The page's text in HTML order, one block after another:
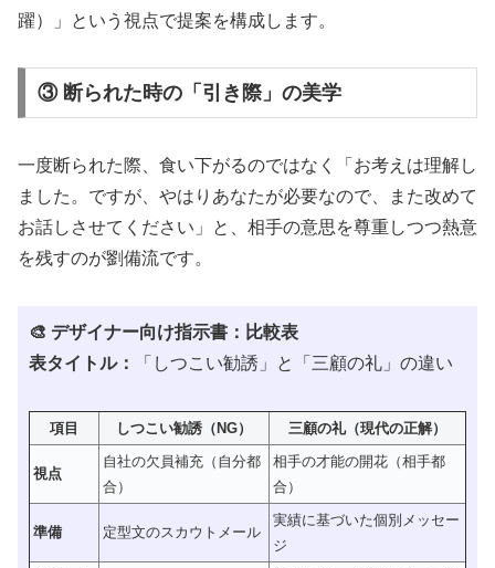
躍）」という視点で提案を構成します。
③ 断られた時の「引き際」の美学
一度断られた際、食い下がるのではなく「お考えは理解し
ました。ですが、やはりあなたが必要なので、また改めて
お話しさせてください」と、相手の意思を尊重しつつ熱意
を残すのが劉備流です。
🎨 デザイナー向け指示書：比較表
表タイトル：
「しつこい勧誘」と「三顧の礼」の違い
項目 しつこい勧誘（NG） 三顧の礼（現代の正解）
視点
自社の欠員補充（自分都
合）
相手の才能の開花（相手都
合）
準備 定型文のスカウトメール
実績に基づいた個別メッセー
ジ